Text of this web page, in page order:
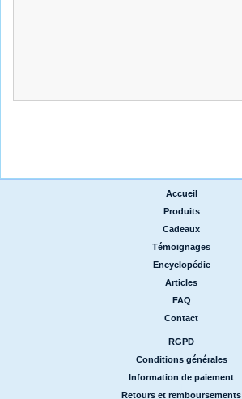
Accueil
Produits
Cadeaux
Témoignages
Encyclopédie
Articles
FAQ
Contact
RGPD
Conditions générales
Information de paiement
Retours et remboursements